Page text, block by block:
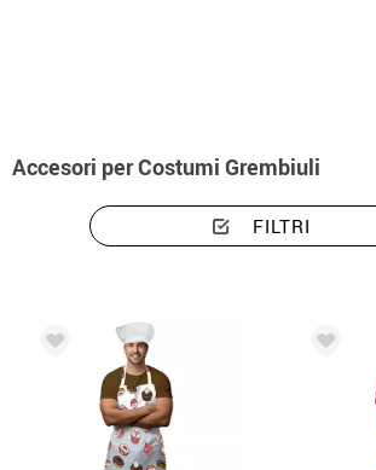
Accesori per Costumi Grembiuli
FILTRI